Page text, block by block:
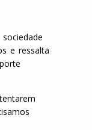
e ressalta